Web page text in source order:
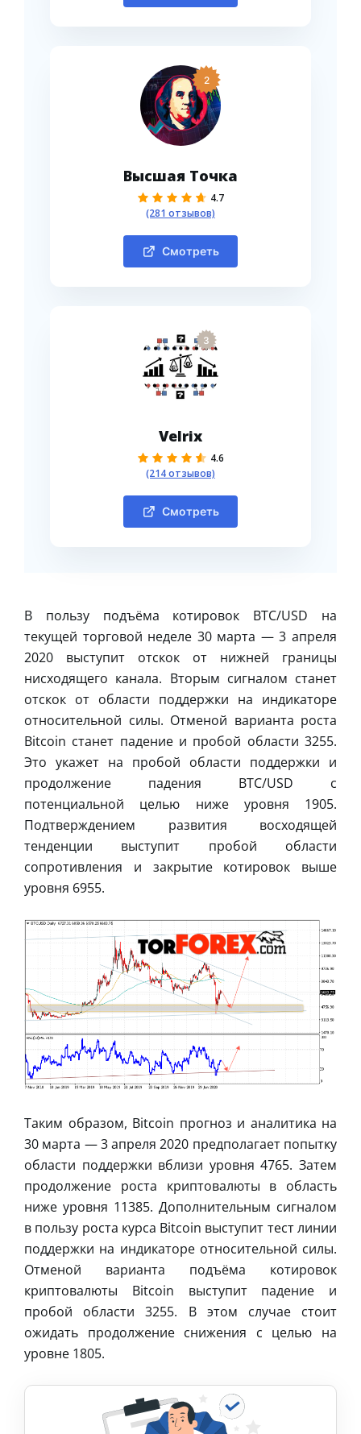
2
Высшая Точка
4.7
(281 отзывов)
Смотреть
3
Velrix
4.6
(214 отзывов)
Смотреть
В пользу подъёма котировок BTC/USD на
текущей торговой неделе 30 марта — 3 апреля
2020 выступит отскок от нижней границы
нисходящего канала. Вторым сигналом станет
отскок от области поддержки на индикаторе
относительной силы. Отменой варианта роста
Bitcoin станет падение и пробой области 3255.
Это укажет на пробой области поддержки и
продолжение падения BTC/USD с
потенциальной целью ниже уровня 1905.
Подтверждением развития восходящей
тенденции выступит пробой области
сопротивления и закрытие котировок выше
уровня 6955.
Таким образом, Bitcoin прогноз и аналитика на
30 марта — 3 апреля 2020 предполагает попытку
области поддержки вблизи уровня 4765. Затем
продолжение роста криптовалюты в область
ниже уровня 11385. Дополнительным сигналом
в пользу роста курса Bitcoin выступит тест линии
поддержки на индикаторе относительной силы.
Отменой варианта подъёма котировок
криптовалюты Bitcoin выступит падение и
пробой области 3255. В этом случае стоит
ожидать продолжение снижения с целью на
уровне 1805.